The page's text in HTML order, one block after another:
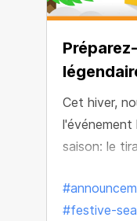
Cet hiver,
l'événement
saison: le
maximiser
100
#festive-